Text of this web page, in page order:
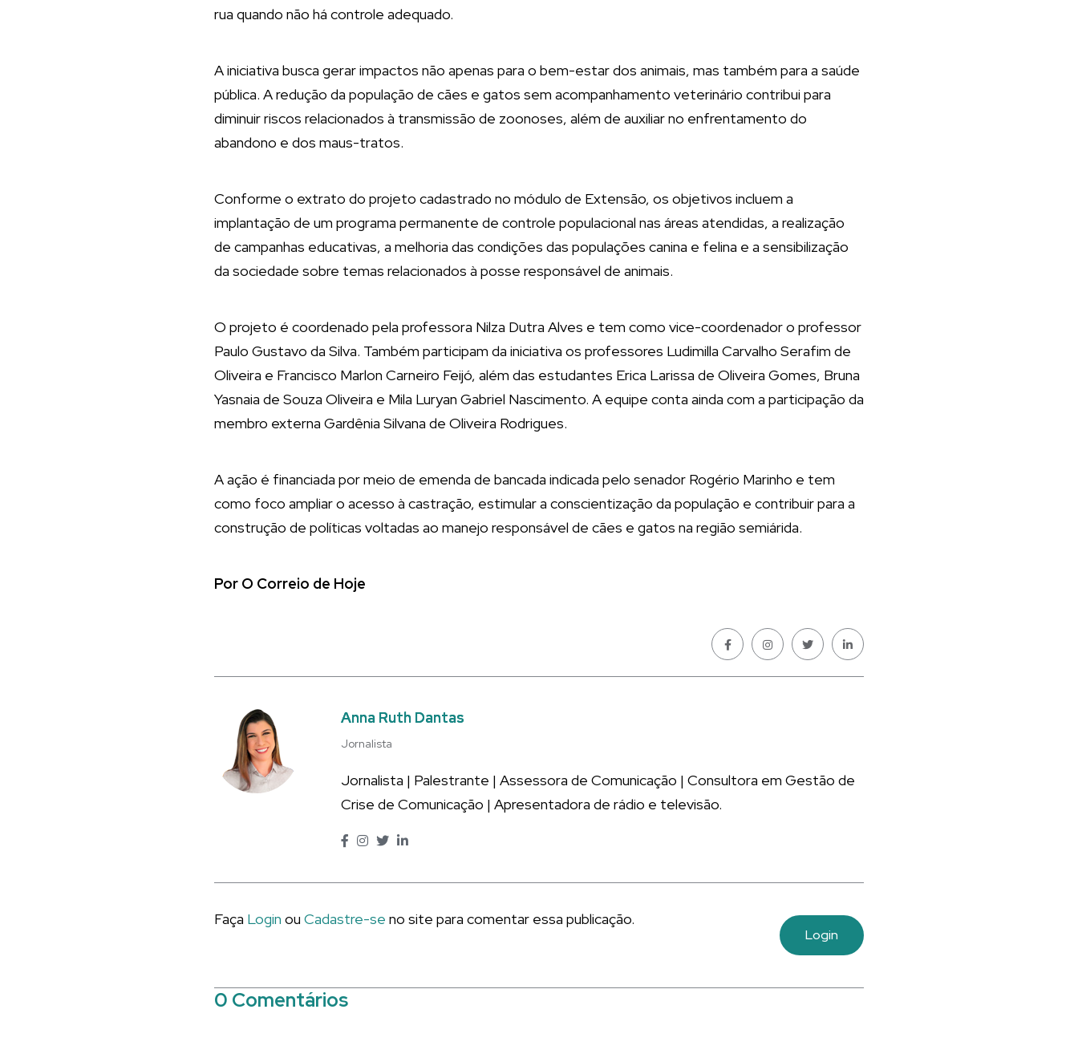
rua quando não há controle adequado.
A iniciativa busca gerar impactos não apenas para o bem-estar dos animais, mas também para a saúde
pública. A redução da população de cães e gatos sem acompanhamento veterinário contribui para
diminuir riscos relacionados à transmissão de zoonoses, além de auxiliar no enfrentamento do
abandono e dos maus-tratos.
Conforme o extrato do projeto cadastrado no módulo de Extensão, os objetivos incluem a
implantação de um programa permanente de controle populacional nas áreas atendidas, a realização
de campanhas educativas, a melhoria das condições das populações canina e felina e a sensibilização
da sociedade sobre temas relacionados à posse responsável de animais.
O projeto é coordenado pela professora Nilza Dutra Alves e tem como vice-coordenador o professor
Paulo Gustavo da Silva. Também participam da iniciativa os professores Ludimilla Carvalho Serafim de
Oliveira e Francisco Marlon Carneiro Feijó, além das estudantes Erica Larissa de Oliveira Gomes, Bruna
Yasnaia de Souza Oliveira e Mila Luryan Gabriel Nascimento. A equipe conta ainda com a participação da
membro externa Gardênia Silvana de Oliveira Rodrigues.
A ação é financiada por meio de emenda de bancada indicada pelo senador Rogério Marinho e tem
como foco ampliar o acesso à castração, estimular a conscientização da população e contribuir para a
construção de políticas voltadas ao manejo responsável de cães e gatos na região semiárida.
Por O Correio de Hoje
Anna Ruth Dantas
Jornalista
Jornalista | Palestrante | Assessora de Comunicação | Consultora em Gestão de
Crise de Comunicação | Apresentadora de rádio e televisão.
Faça Login ou Cadastre-se no site para comentar essa publicação.
Login
0 Comentários